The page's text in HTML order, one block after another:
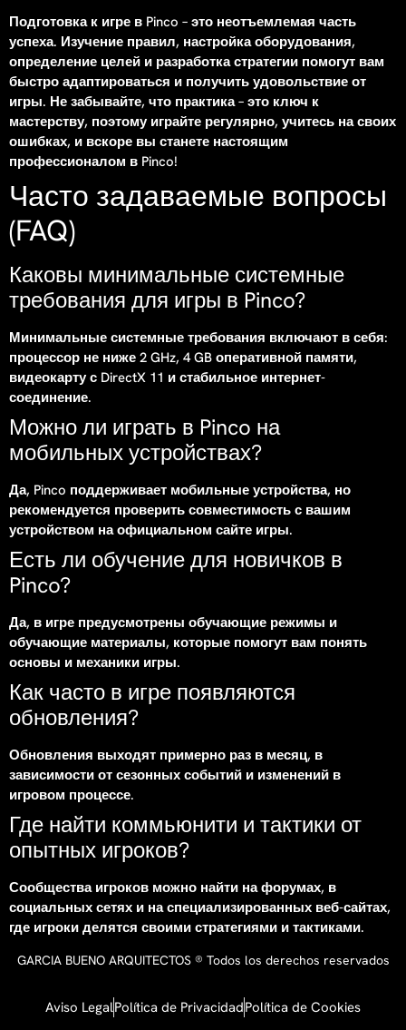
Подготовка к игре в Pinco – это неотъемлемая часть
успеха. Изучение правил, настройка оборудования,
определение целей и разработка стратегии помогут вам
быстро адаптироваться и получить удовольствие от
игры. Не забывайте, что практика – это ключ к
мастерству, поэтому играйте регулярно, учитесь на своих
ошибках, и вскоре вы станете настоящим
профессионалом в Pinco!
Часто задаваемые вопросы
(FAQ)
Каковы минимальные системные
требования для игры в Pinco?
Минимальные системные требования включают в себя:
процессор не ниже 2 GHz, 4 GB оперативной памяти,
видеокарту с DirectX 11 и стабильное интернет-
соединение.
Можно ли играть в Pinco на
мобильных устройствах?
Да, Pinco поддерживает мобильные устройства, но
рекомендуется проверить совместимость с вашим
устройством на официальном сайте игры.
Есть ли обучение для новичков в
Pinco?
Да, в игре предусмотрены обучающие режимы и
обучающие материалы, которые помогут вам понять
основы и механики игры.
Как часто в игре появляются
обновления?
Обновления выходят примерно раз в месяц, в
зависимости от сезонных событий и изменений в
игровом процессе.
Где найти коммьюнити и тактики от
опытных игроков?
Сообщества игроков можно найти на форумах, в
социальных сетях и на специализированных веб-сайтах,
где игроки делятся своими стратегиями и тактиками.
GARCIA BUENO ARQUITECTOS ® Todos los derechos reservados
Aviso LegalPolítica de PrivacidadPolítica de Cookies